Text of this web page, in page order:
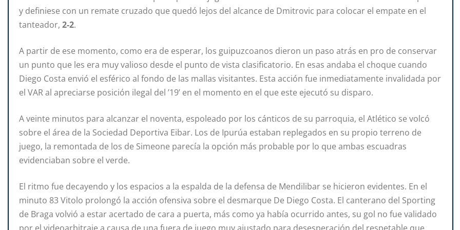
y definiese con un remate cruzado que quedó lejos del alcance de Dmitrovic para colocar el empate en el
tanteador, 2-2.
A partir de ese momento, como era de esperar, los guipuzcoanos dieron un paso atrás en pro de conservar
un punto que les era muy valioso desde el punto de vista clasificatorio. En esas andaba el choque cuando
Diego Costa envió el esférico al fondo de las mallas visitantes. Esta acción fue inmediatamente invalidada por
el VAR al apreciarse posición ilegal del ’19’ en el momento en el que este ejecutó su disparo.
A veinte minutos para alcanzar el noventa, espoleado por los cánticos de su parroquia, el Atlético se volcó
sobre el área de la Sociedad Deportiva Eibar. Los de Ipurúa estaban replegados en su propio terreno de
juego, la remontada de los de Simeone parecía la opción más probable por lo que ambas escuadras
evidenciaban sobre el verde.
El ritmo fue decayendo y los espacios a la espalda de la defensa de Mendilibar se hicieron evidentes. En el
minuto 83 Vitolo prolongó la acción ofensiva sobre el desmarque De Diego Costa. El canterano del Sporting
de Braga volvió a estar acertado de cara a puerta, más como ya había ocurrido antes, su gol no fue validado